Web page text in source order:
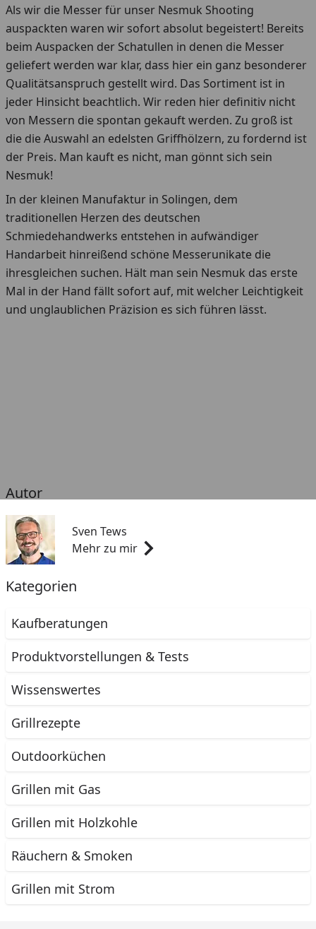
Als wir die Messer für unser Nesmuk Shooting
auspackten waren wir sofort absolut begeistert! Bereits
beim Auspacken der Schatullen in denen die Messer
geliefert werden war klar, dass hier ein ganz besonderer
Qualitätsanspruch gestellt wird. Das Sortiment ist in
jeder Hinsicht beachtlich. Wir reden hier definitiv nicht
von Messern die spontan gekauft werden. Zu groß ist
die die Auswahl an edelsten Griffhölzern, zu fordernd ist
der Preis. Man kauft es nicht, man gönnt sich sein
Nesmuk!
In der kleinen Manufaktur in Solingen, dem
traditionellen Herzen des deutschen
Schmiedehandwerks entstehen in aufwändiger
Handarbeit hinreißend schöne Messerunikate die
ihresgleichen suchen. Hält man sein Nesmuk das erste
Mal in der Hand fällt sofort auf, mit welcher Leichtigkeit
und unglaublichen Präzision es sich führen lässt.
Autor
Sven Tews
Mehr zu mir
Kategorien
Kaufberatungen
Produktvorstellungen & Tests
Wissenswertes
Grillrezepte
Outdoorküchen
Grillen mit Gas
Grillen mit Holzkohle
Räuchern & Smoken
Grillen mit Strom